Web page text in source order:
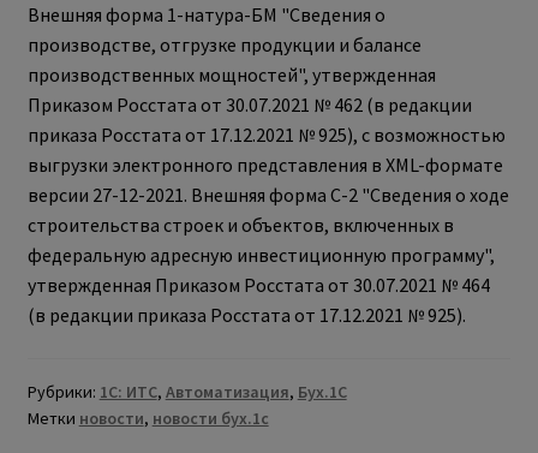
Внешняя форма 1-натура-БМ "Сведения о
производстве, отгрузке продукции и балансе
производственных мощностей", утвержденная
Приказом Росстата от 30.07.2021 № 462 (в редакции
приказа Росстата от 17.12.2021 № 925), с возможностью
выгрузки электронного представления в XML-формате
версии 27-12-2021. Внешняя форма С-2 "Сведения о ходе
строительства строек и объектов, включенных в
федеральную адресную инвестиционную программу",
утвержденная Приказом Росстата от 30.07.2021 № 464
(в редакции приказа Росстата от 17.12.2021 № 925).
Рубрики: 1С: ИТС, Автоматизация, Бух.1С
Метки новости, новости бух.1с